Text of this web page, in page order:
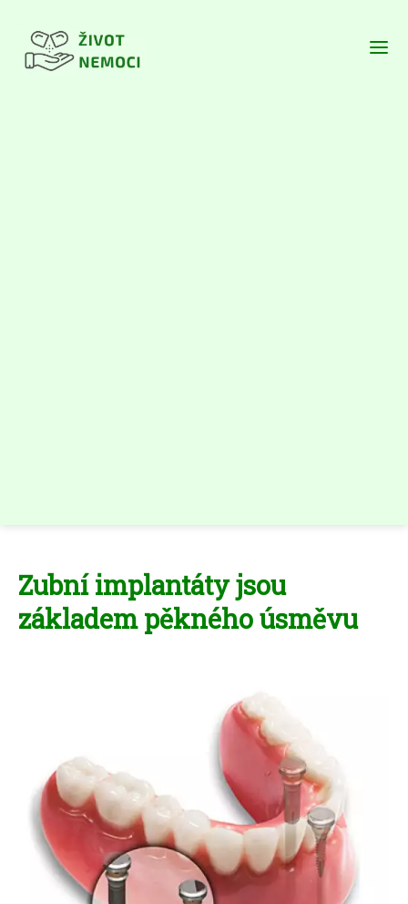
Zubní implantáty jsou
základem pěkného úsměvu